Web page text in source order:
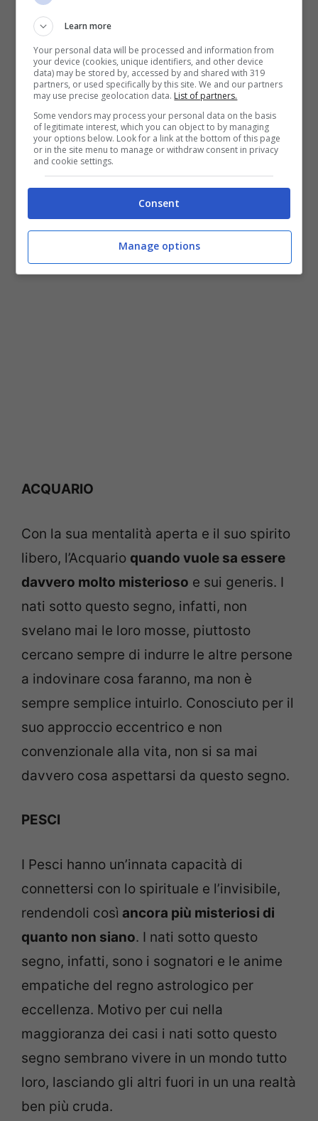
raggiungere i propri obiettivi però,
disposto a sacrificare parte di se stesso
agli altri.Un modo come un altro per
potersi preservare quel tanto che basta
per poter ottenere sempre tutto ciò che
vuole. I nati sotto questo infatti sono
ambiziosi e determinati come pochi e
spesso vengono percepiti come maniaci
del lavoro al punto tale da risultare
abbastanza misteriosi nella loro ricerca del
successo e della realizzazione personale.
ACQUARIO
Con la sua mentalità aperta e il suo spirito
libero, l’Acquario quando vuole sa essere
davvero molto misterioso e sui generis. I
nati sotto questo segno, infatti, non
svelano mai le loro mosse, piuttosto
cercano sempre di indurre le altre persone
a indovinare cosa faranno, ma non è
sempre semplice intuirlo. Conosciuto per il
suo approccio eccentrico e non
convenzionale alla vita, non si sa mai
davvero cosa aspettarsi da questo segno.
PESCI
I Pesci hanno un’innata capacità di
connettersi con lo spirituale e l’invisibile,
rendendoli così ancora più misteriosi di
quanto non siano. I nati sotto questo
segno, infatti, sono i sognatori e le anime
empatiche del regno astrologico per
eccellenza. Motivo per cui nella
maggioranza dei casi i nati sotto questo
segno sembrano vivere in un mondo tutto
loro, lasciando gli altri fuori in un una realtà
ben più cruda.
Learn more
Your personal data will be processed and information from
your device (cookies, unique identifiers, and other device
data) may be stored by, accessed by and shared with 319
partners, or used specifically by this site. We and our partners
may use precise geolocation data. List of partners.
Some vendors may process your personal data on the basis
of legitimate interest, which you can object to by managing
your options below. Look for a link at the bottom of this page
or in the site menu to manage or withdraw consent in privacy
and cookie settings.
Consent
Manage options